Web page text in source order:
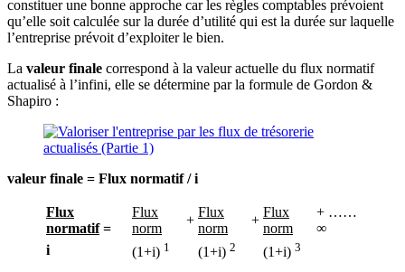
constituer une bonne approche car les règles comptables prévoient
qu’elle soit calculée sur la durée d’utilité qui est la durée sur laquelle
l’entreprise prévoit d’exploiter le bien.
La valeur finale correspond à la valeur actuelle du flux normatif
actualisé à l’infini, elle se détermine par la formule de Gordon &
Shapiro :
valeur finale = Flux normatif / i
Flux
normatif=
Flux
norm
+
Flux
norm
+
Flux
norm
+ ……
∞
i
(1+i) 1 (1+i) 2 (1+i) 3